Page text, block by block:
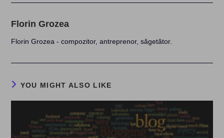
Florin Grozea
Florin Grozea - compozitor, antreprenor, săgetător.
YOU MIGHT ALSO LIKE